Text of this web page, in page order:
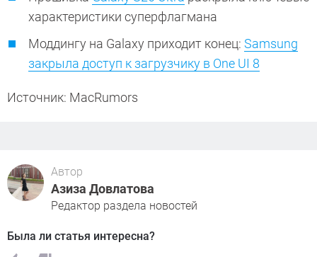
характеристики суперфлагмана
Моддингу на Galaxy приходит конец: Samsung
закрыла доступ к загрузчику в One UI 8
Источник: MacRumors
Автор
Азиза Довлатова
Редактор раздела новостей
Была ли статья интересна?